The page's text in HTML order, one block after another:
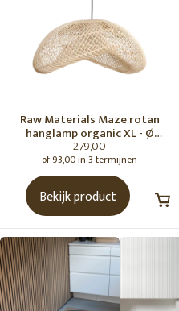
Raw Materials Maze rotan
hanglamp organic XL - Ø
75x31 cm
279,00
of 93,00 in 3 termijnen
Bekijk product